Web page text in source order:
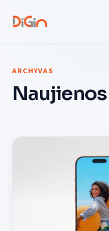
ARCHYVAS
Naujienos